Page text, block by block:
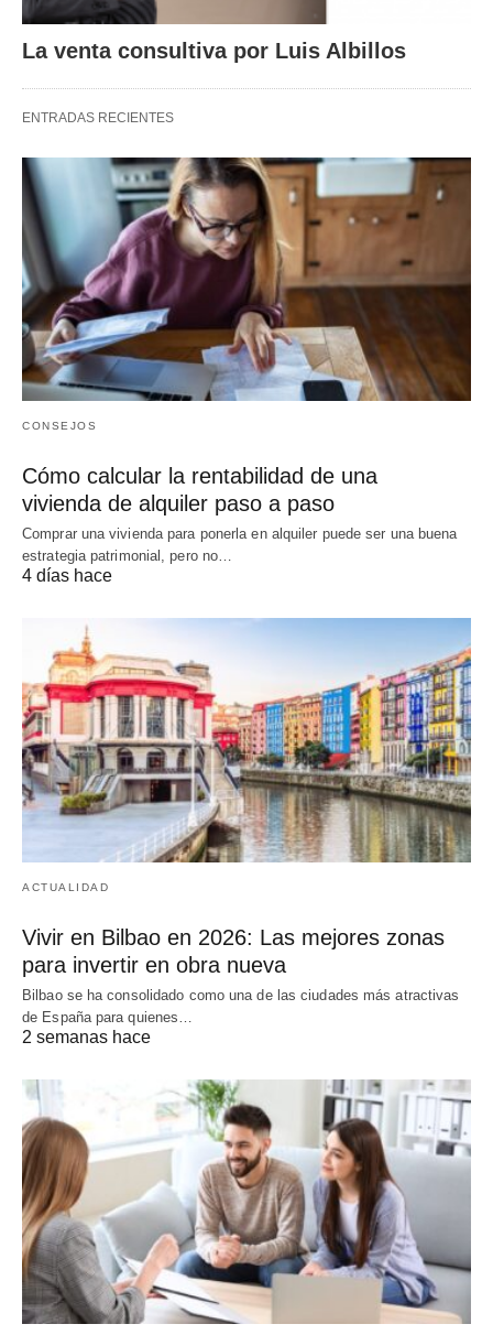
La venta consultiva por Luis Albillos
ENTRADAS RECIENTES
CONSEJOS
Cómo calcular la rentabilidad de una
vivienda de alquiler paso a paso
Comprar una vivienda para ponerla en alquiler puede ser una buena
estrategia patrimonial, pero no…
4 días hace
ACTUALIDAD
Vivir en Bilbao en 2026: Las mejores zonas
para invertir en obra nueva
Bilbao se ha consolidado como una de las ciudades más atractivas
de España para quienes…
2 semanas hace